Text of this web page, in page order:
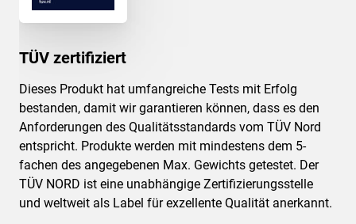
TÜV zertifiziert
Dieses Produkt hat umfangreiche Tests mit Erfolg
bestanden, damit wir garantieren können, dass es den
Anforderungen des Qualitätsstandards vom TÜV Nord
entspricht. Produkte werden mit mindestens dem 5-
fachen des angegebenen Max. Gewichts getestet. Der
TÜV NORD ist eine unabhängige Zertifizierungsstelle
und weltweit als Label für exzellente Qualität anerkannt.